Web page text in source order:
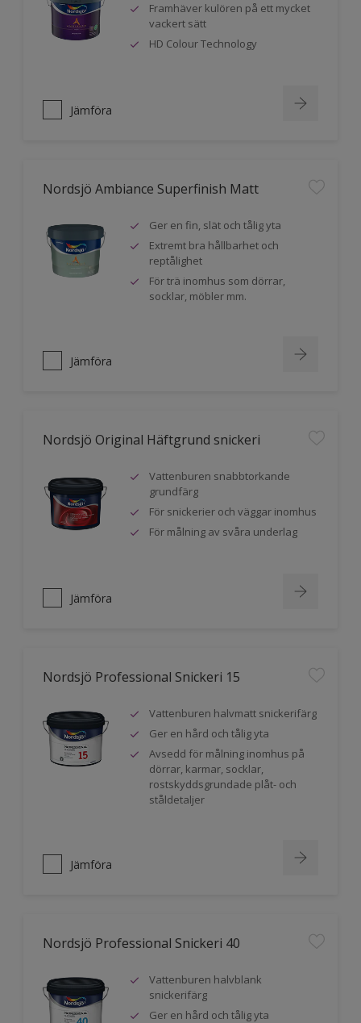
Framhäver kulören på ett mycket
vackert sätt
HD Colour Technology
Jämföra
Nordsjö Ambiance Superfinish Matt
Ger en fin, slät och tålig yta
Extremt bra hållbarhet och
reptålighet
För trä inomhus som dörrar,
socklar, möbler mm.
Jämföra
Nordsjö Original Häftgrund snickeri
Vattenburen snabbtorkande
grundfärg
För snickerier och väggar inomhus
För målning av svåra underlag
Jämföra
Nordsjö Professional Snickeri 15
Vattenburen halvmatt snickerifärg
Ger en hård och tålig yta
Avsedd för målning inomhus på
dörrar, karmar, socklar,
rostskyddsgrundade plåt- och
ståldetaljer
Jämföra
Nordsjö Professional Snickeri 40
Vattenburen halvblank
snickerifärg
Ger en hård och tålig yta